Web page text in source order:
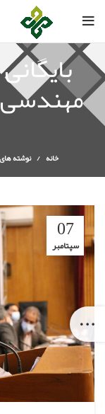
مهندسی
خانه نوشته
07
سپتامبر